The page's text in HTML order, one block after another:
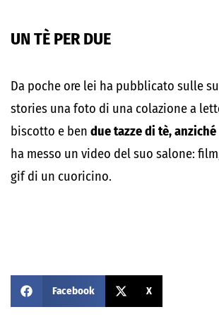
UN TÈ PER DUE
Da poche ore lei ha pubblicato sulle
stories una foto di una colazione a
biscotto e ben due tazze di tè,
ha messo un video del suo salone:
gif di un cuoricino.
Facebook X